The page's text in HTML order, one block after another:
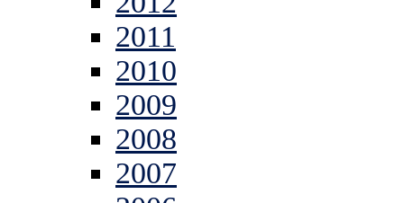
2011
2010
2009
2008
2007